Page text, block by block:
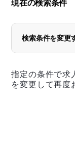
現在の検索条件
検索条件を変更
北海道
指定の条件で求
を変更して再度